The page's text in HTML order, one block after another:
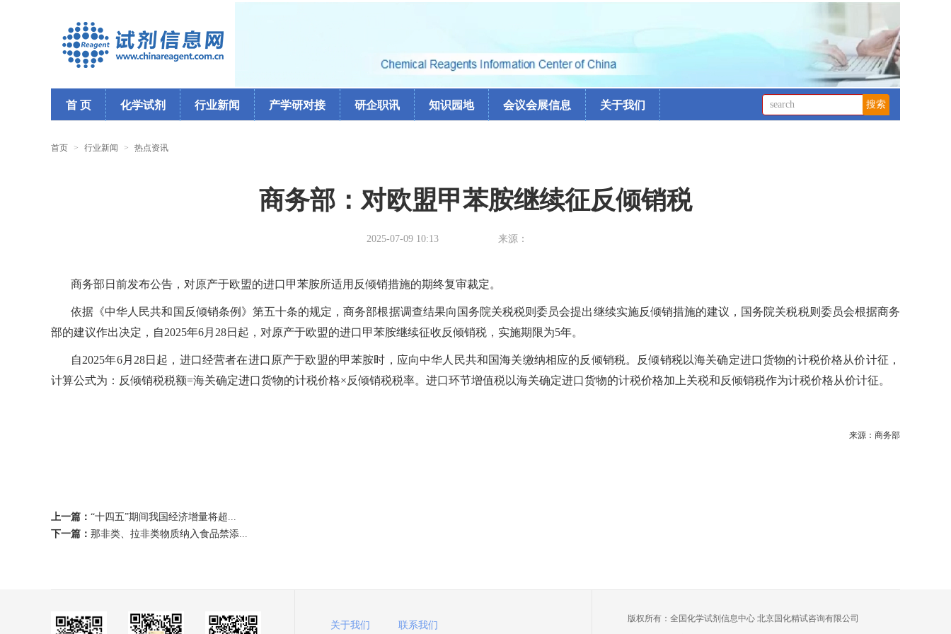
首 页 化学试剂 行业新闻 产学研对接 研企职讯 知识园地 会议会展信息 关于我们
首页 > 行业新闻 > 热点资讯
商务部：对欧盟甲苯胺继续征反倾销税
2025-07-09 10:13 来源：
商务部日前发布公告，对原产于欧盟的进口甲苯胺所适用反倾销措施的期终复审裁定。
依据《中华人民共和国反倾销条例》第五十条的规定，商务部根据调查结果向国务院关税税则委员会提出继续实施反倾销措施的建议，国务院关税税则委员会根据商务
部的建议作出决定，自2025年6月28日起，对原产于欧盟的进口甲苯胺继续征收反倾销税，实施期限为5年。
自2025年6月28日起，进口经营者在进口原产于欧盟的甲苯胺时，应向中华人民共和国海关缴纳相应的反倾销税。反倾销税以海关确定进口货物的计税价格从价计征，
计算公式为：反倾销税税额=海关确定进口货物的计税价格×反倾销税税率。进口环节增值税以海关确定进口货物的计税价格加上关税和反倾销税作为计税价格从价计征。
来源：商务部
上一篇： “十四五”期间我国经济增量将超...
下一篇： 那非类、拉非类物质纳入食品禁添...
关于我们 联系我们
版权所有：全国化学试剂信息中心 北京国化精试咨询有限公司